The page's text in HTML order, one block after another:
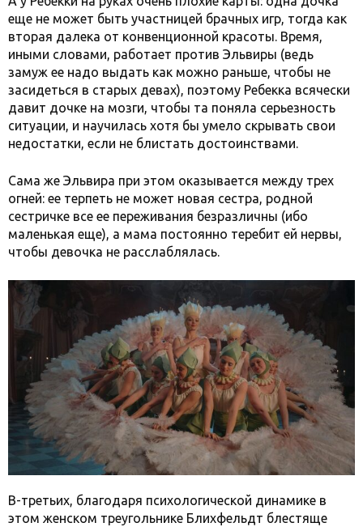
еще не может быть участницей брачных игр, тогда как
вторая далека от конвенционной красоты. Время,
иными словами, работает против Эльвиры (ведь
замуж ее надо выдать как можно раньше, чтобы не
засидеться в старых девах), поэтому Ребекка всячески
давит дочке на мозги, чтобы та поняла серьезность
ситуации, и научилась хотя бы умело скрывать свои
недостатки, если не блистать достоинствами.
Сама же Эльвира при этом оказывается между трех
огней: ее терпеть не может новая сестра, родной
сестричке все ее переживания безразличны (ибо
маленькая еще), а мама постоянно теребит ей нервы,
чтобы девочка не расслаблялась.
В-третьих, благодаря психологической динамике в
этом женском треугольнике Блихфельдт блестяще